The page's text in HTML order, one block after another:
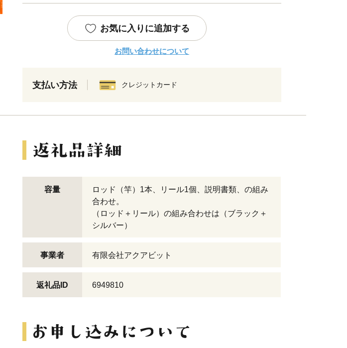
お気に入りに追加する
お問い合わせについて
支払い方法 クレジットカード
容量
ロッド（竿）1本、リール1個、説明書類、の組み
合わせ。
（ロッド＋リール）の組み合わせは（ブラック＋
シルバー）
事業者 有限会社アクアビット
返礼品ID 6949810